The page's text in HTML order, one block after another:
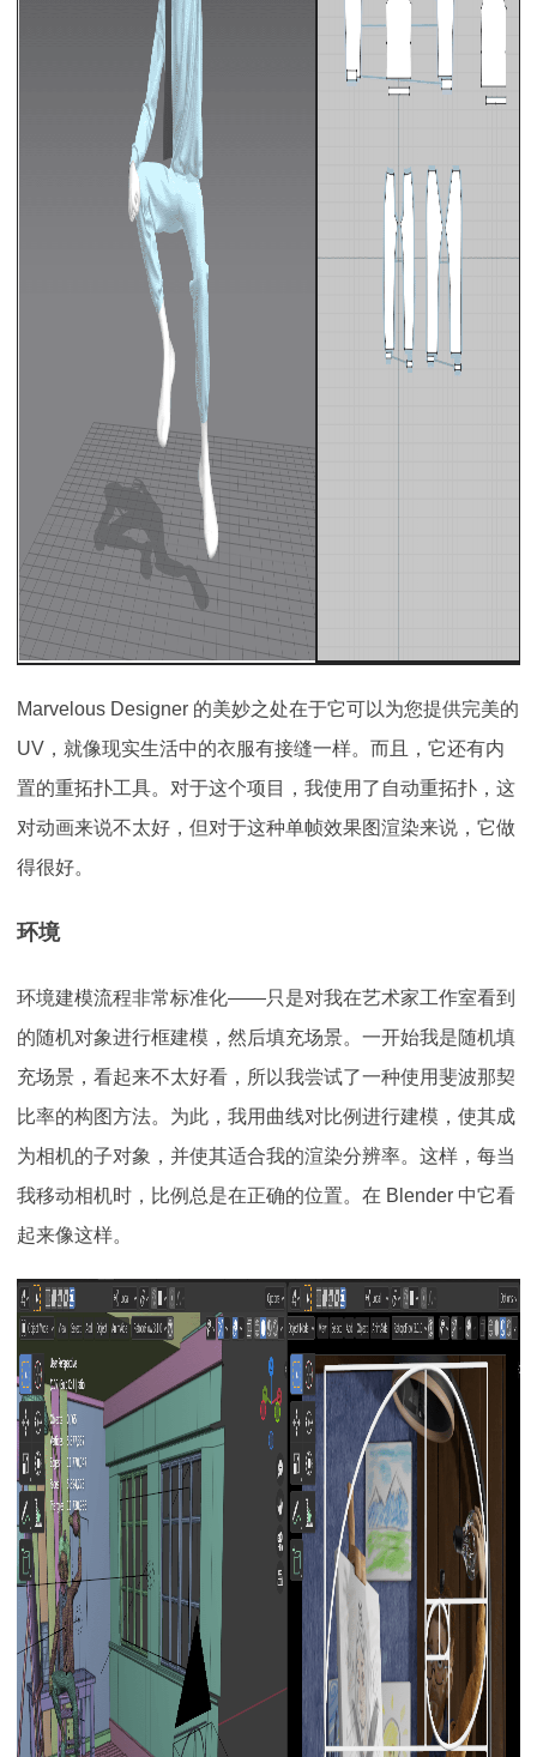
Marvelous Designer 的美妙之处在于它可以为您提供完美的
UV，就像现实生活中的衣服有接缝一样。而且，它还有内
置的重拓扑工具。对于这个项目，我使用了自动重拓扑，这
对动画来说不太好，但对于这种单帧效果图渲染来说，它做
得很好。
环境
环境建模流程非常标准化——只是对我在艺术家工作室看到
的随机对象进行框建模，然后填充场景。一开始我是随机填
充场景，看起来不太好看，所以我尝试了一种使用斐波那契
比率的构图方法。为此，我用曲线对比例进行建模，使其成
为相机的子对象，并使其适合我的渲染分辨率。这样，每当
我移动相机时，比例总是在正确的位置。在 Blender 中它看
起来像这样。